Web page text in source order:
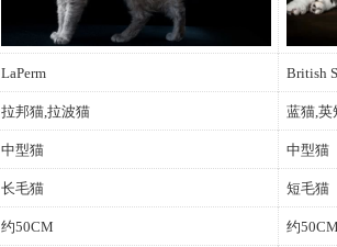
LaPerm British
拉邦猫,拉波猫 蓝猫,英
中型猫 中型猫
长毛猫 短毛猫
约50CM 约50CM